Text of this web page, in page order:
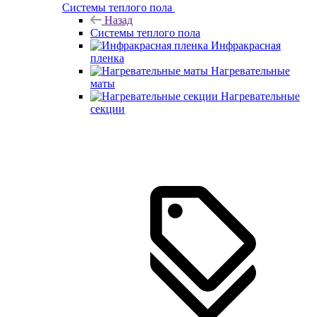
Системы теплого пола
Назад
Системы теплого пола
Инфракрасная
пленка
Нагревательные
маты
Нагревательные
секции